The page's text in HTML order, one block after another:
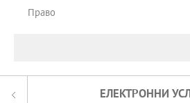
Право
ЕЛЕКТРОННИ